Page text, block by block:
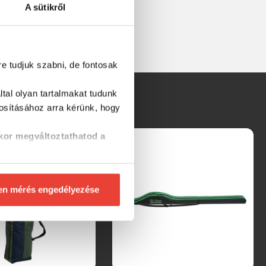
A sütikről
tudjuk szabni, de fontosak
olyan tartalmakat tudunk
arra kérünk, hogy
megváltoztathatod a
mérés engedélyezése